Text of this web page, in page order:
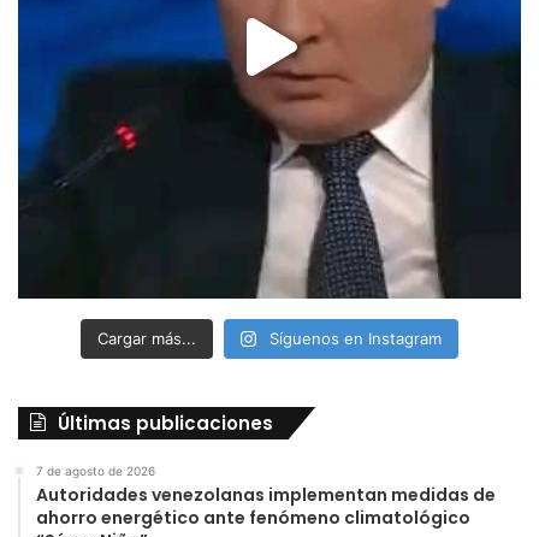
Cargar más... Síguenos en Instagram
Últimas publicaciones
7 de agosto de 2026
Autoridades venezolanas implementan medidas de
ahorro energético ante fenómeno climatológico